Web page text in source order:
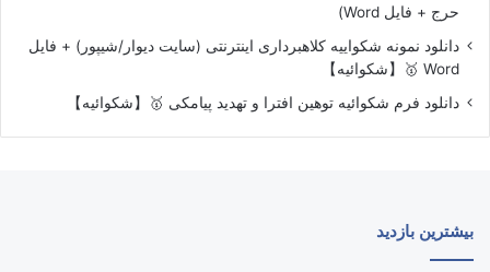
حرج + فایل Word)
دانلود نمونه شکواییه کلاهبرداری اینترنتی (سایت دیوار/شیپور) + فایل
Word 🥇【شکوائیه】
دانلود فرم شکوائیه توهین افترا و تهدید پیامکی 🥇【شکوائیه】
بیشترین بازدید